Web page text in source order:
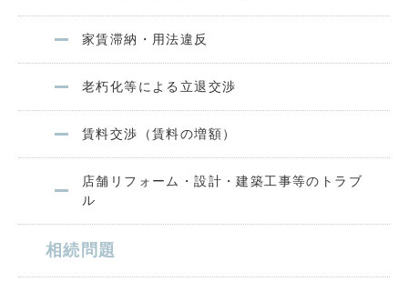
家賃滞納・用法違反
老朽化等による立退交渉
賃料交渉（賃料の増額）
店舗リフォーム・設計・建築工事等のトラブ
ル
相続問題